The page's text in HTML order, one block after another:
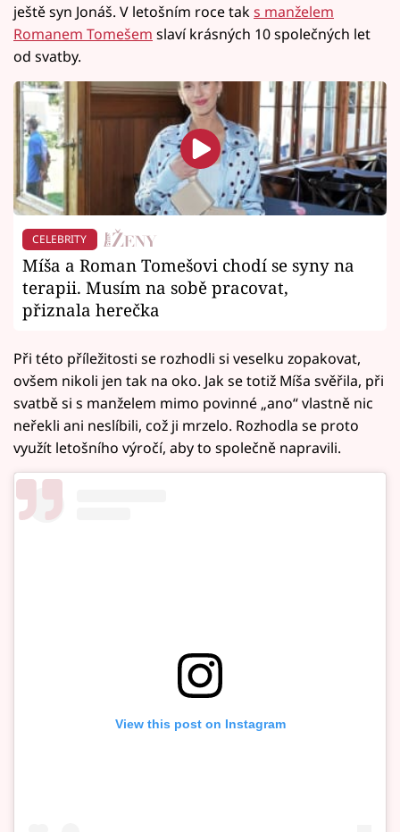
ještě syn Jonáš. V letošním roce tak s manželem
Romanem Tomešem slaví krásných 10 společných let
od svatby.
CELEBRITY
Míša a Roman Tomešovi chodí se syny na
terapii. Musím na sobě pracovat,
přiznala herečka
Při této příležitosti se rozhodli si veselku zopakovat,
ovšem nikoli jen tak na oko. Jak se totiž Míša svěřila, při
svatbě si s manželem mimo povinné „ano“ vlastně nic
neřekli ani neslíbili, což ji mrzelo. Rozhodla se proto
využít letošního výročí, aby to společně napravili.
View this post on Instagram